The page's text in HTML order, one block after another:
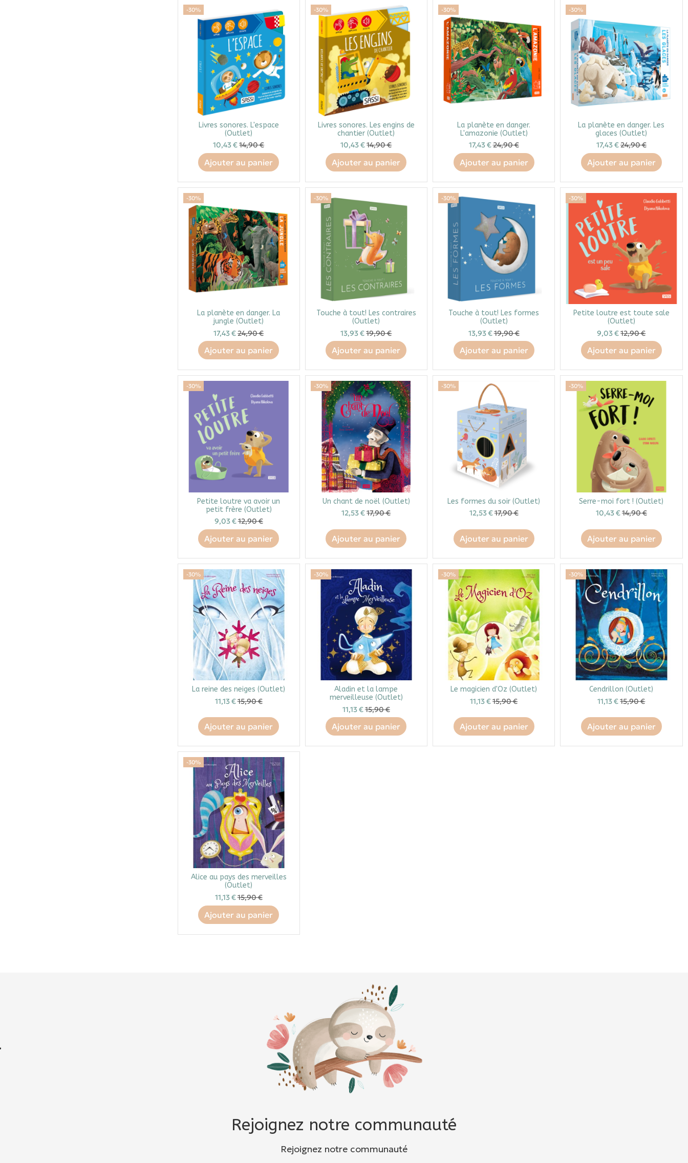
-30%
Livres sonores. L'espace
(Outlet)
10,43 €14,90 €
Ajouter au panier
-30%
Livres sonores. Les engins de
chantier (Outlet)
10,43 €14,90 €
Ajouter au panier
-30%
La planète en danger.
L'amazonie (Outlet)
17,43 €24,90 €
Ajouter au panier
-30%
La planète en danger. Les
glaces (Outlet)
17,43 €24,90 €
Ajouter au panier
-30%
La planète en danger. La
jungle (Outlet)
17,43 €24,90 €
Ajouter au panier
-30%
Touche à tout! Les contraires
(Outlet)
13,93 €19,90 €
Ajouter au panier
-30%
Touche à tout! Les formes
(Outlet)
13,93 €19,90 €
Ajouter au panier
-30%
Petite loutre est toute sale
(Outlet)
9,03 €12,90 €
Ajouter au panier
-30%
Petite loutre va avoir un
petit frère (Outlet)
9,03 €12,90 €
Ajouter au panier
-30%
Un chant de noël (Outlet)
12,53 €17,90 €
Ajouter au panier
-30%
Les formes du soir (Outlet)
12,53 €17,90 €
Ajouter au panier
-30%
Serre-moi fort ! (Outlet)
10,43 €14,90 €
Ajouter au panier
-30%
La reine des neiges (Outlet)
11,13 €15,90 €
Ajouter au panier
-30%
Aladin et la lampe
merveilleuse (Outlet)
11,13 €15,90 €
Ajouter au panier
-30%
Le magicien d'Oz (Outlet)
11,13 €15,90 €
Ajouter au panier
-30%
Cendrillon (Outlet)
11,13 €15,90 €
Ajouter au panier
-30%
Alice au pays des merveilles
(Outlet)
11,13 €15,90 €
Ajouter au panier
Rejoignez notre communauté
Rejoignez notre communauté